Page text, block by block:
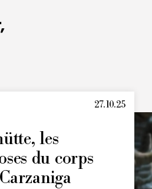
27.10.25
les
du corps